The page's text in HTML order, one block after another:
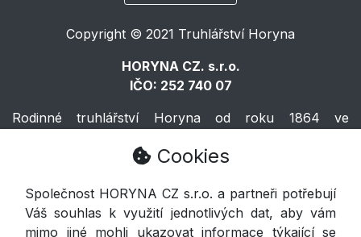
Copyright © 2021 Truhlářství Horyna
HORYNA CZ. s.r.o.
IČO: 252 740 07
Rodinné truhlářství Horyna od roku 1864 ve
Voleč 133, Lázně Bohdaneč 533 41
Cookies
Společnost HORYNA CZ s.r.o. a partneři potřebují
Váš souhlas k využití jednotlivých dat, aby vám
mimo jiné mohli ukazovat informace týkající se